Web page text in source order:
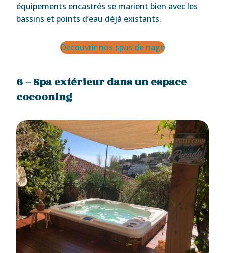
équipements encastrés se marient bien avec les
bassins et points d’eau déjà existants.
Découvrir nos spas de nage
6 – Spa extérieur dans un espace
cocooning